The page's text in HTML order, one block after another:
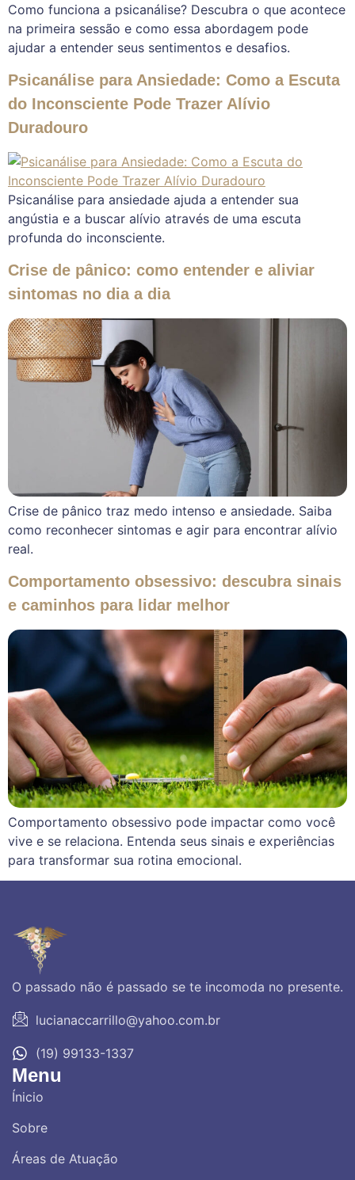
Como funciona a psicanálise? Descubra o que acontece
na primeira sessão e como essa abordagem pode
ajudar a entender seus sentimentos e desafios.
Psicanálise para Ansiedade: Como a Escuta
do Inconsciente Pode Trazer Alívio
Duradouro
Psicanálise para ansiedade ajuda a entender sua
angústia e a buscar alívio através de uma escuta
profunda do inconsciente.
Crise de pânico: como entender e aliviar
sintomas no dia a dia
Crise de pânico traz medo intenso e ansiedade. Saiba
como reconhecer sintomas e agir para encontrar alívio
real.
Comportamento obsessivo: descubra sinais
e caminhos para lidar melhor
Comportamento obsessivo pode impactar como você
vive e se relaciona. Entenda seus sinais e experiências
para transformar sua rotina emocional.
O passado não é passado se te incomoda no presente.
lucianaccarrillo@yahoo.com.br
(19) 99133-1337
Menu
Ínicio
Sobre
Áreas de Atuação